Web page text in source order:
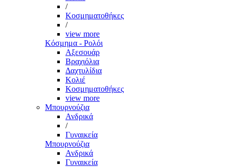
/
Κοσμηματοθήκες
/
view more
Κόσμημα - Ρολόι
Αξεσουάρ
Βραχιόλια
Δαχτυλίδια
Κολιέ
Κοσμηματοθήκες
view more
Μπουρνούζια
Ανδρικά
/
Γυναικεία
Μπουρνούζια
Ανδρικά
Γυναικεία